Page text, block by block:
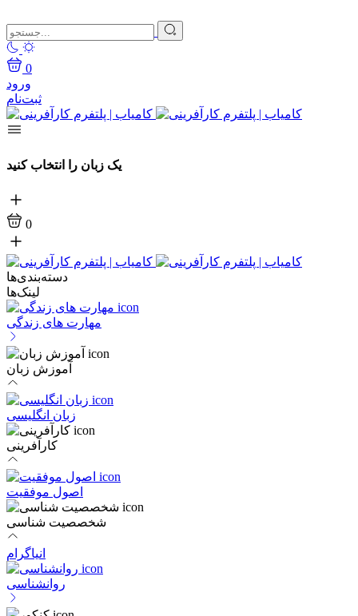
0
ورود
ثبت‌نام
یک زبان را انتخاب کنید
0
دسته‌بندی‌ها
لینک‌ها
مهارت های زندگی
آموزش زبان
زبان انگلیسی
کارآفرینی
اصول موفقیت
شخصصیت شناسی
انیاگرام
روانشناسی